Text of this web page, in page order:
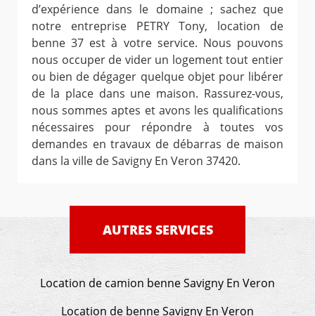
d’expérience dans le domaine ; sachez que
notre entreprise PETRY Tony, location de
benne 37 est à votre service. Nous pouvons
nous occuper de vider un logement tout entier
ou bien de dégager quelque objet pour libérer
de la place dans une maison. Rassurez-vous,
nous sommes aptes et avons les qualifications
nécessaires pour répondre à toutes vos
demandes en travaux de débarras de maison
dans la ville de Savigny En Veron 37420.
AUTRES SERVICES
Location de camion benne Savigny En Veron
Location de benne Savigny En Veron